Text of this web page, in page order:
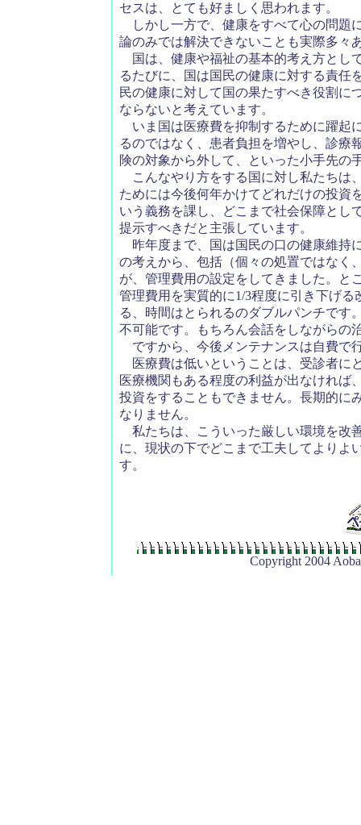
セスは、とても好ましく思われます。
しかし一方で、健康をすべて心の問題
論のみでは解決できないことも実際多々
国は、健康や福祉の基本的考え方とし
るたびに、国は国民の健康に対する責任
民の健康に対して国の果たすべき役割に
ならないと考えています。
いま国は医療費を抑制するために躍起
るのではなく、患者負担を増やし、診療
険の対象から外して、といった小手先の
こんなやり方をする国に対し私たちは
ためには今後何年かけてどれだけの投資
いう義務を課し、どこまで社会保障とし
提示すべきだと主張しています。
昨年度まで、国は国民の口の健康維持
の考えから、包括（個々の処置ではなく
が、管理費用の設定をしてきました。と
管理費用を実質的に1/3程度に引き下げ
る、時間はとられるのダブルパンチです
不可能です。もちろん会話をしながらの
ですから、今後メンテナンスは自費で
医療費は低いということは、受診者に
医療機関もある程度の利益が出なければ
投資をすることもできません。長期的に
なりません。
私たちは、こういった厳しい環境を改
に、現状の下でどこまで工夫してよりよ
す。
Copyright 2004